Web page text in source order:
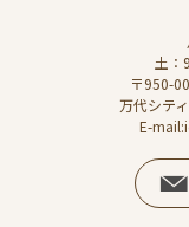
土：
〒950-
万代シテ
E-